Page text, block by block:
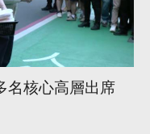
名核心高層出席